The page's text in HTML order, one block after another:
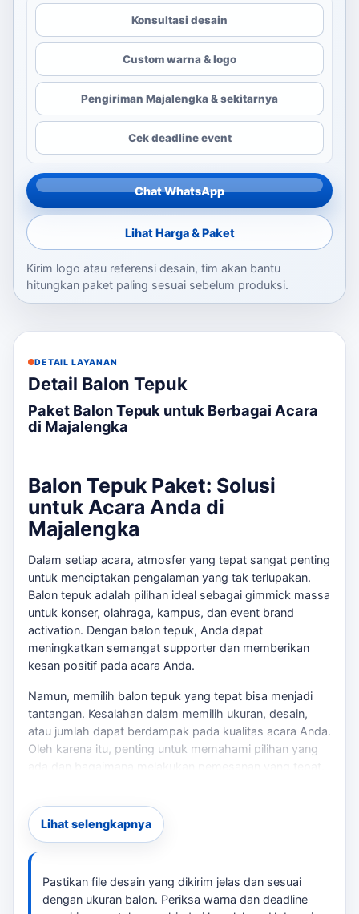
Konsultasi desain
Custom warna & logo
Pengiriman Majalengka & sekitarnya
Cek deadline event
Chat WhatsApp
Lihat Harga & Paket
Kirim logo atau referensi desain, tim akan bantu
hitungkan paket paling sesuai sebelum produksi.
DETAIL LAYANAN
Detail Balon Tepuk
Paket Balon Tepuk untuk Berbagai Acara
di Majalengka
Balon Tepuk Paket: Solusi
untuk Acara Anda di
Majalengka
Dalam setiap acara, atmosfer yang tepat sangat penting
untuk menciptakan pengalaman yang tak terlupakan.
Balon tepuk adalah pilihan ideal sebagai gimmick massa
untuk konser, olahraga, kampus, dan event brand
activation. Dengan balon tepuk, Anda dapat
meningkatkan semangat supporter dan memberikan
kesan positif pada acara Anda.
Namun, memilih balon tepuk yang tepat bisa menjadi
tantangan. Kesalahan dalam memilih ukuran, desain,
atau jumlah dapat berdampak pada kualitas acara Anda.
Oleh karena itu, penting untuk memahami pilihan yang
menentukan ukuran, desain, dan jadwal.
Paket Balon Tepuk yang Tersedia
Di Majalengka, tersedia berbagai pilihan balon tepuk,
termasuk: Jika kebutuhan berkembang ke layanan
Lihat selengkapnya
Pastikan file desain yang dikirim jelas dan sesuai
dengan ukuran balon. Periksa warna dan deadline